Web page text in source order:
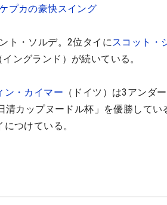
プカの豪快スイング
ト・ソルデ。2位タイにスコット・
ングランド）が続いている。
ン・カイマー （ドイツ）は3アンダ
清カップヌードル杯」を優勝してい
つけている。